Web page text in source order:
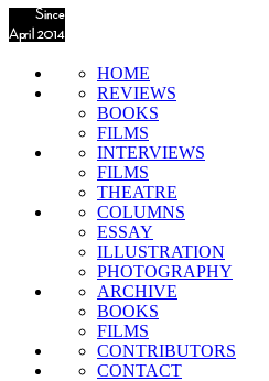
HOME
REVIEWS
BOOKS
FILMS
INTERVIEWS
FILMS
THEATRE
COLUMNS
ESSAY
ILLUSTRATION
PHOTOGRAPHY
ARCHIVE
BOOKS
FILMS
CONTRIBUTORS
CONTACT